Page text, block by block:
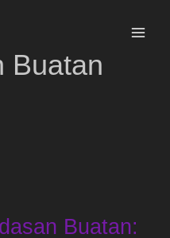
Buatan
Buatan: